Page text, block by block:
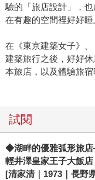
驗的「旅店設計」，
在有趣的空間裡好好
在《東京建築女子》
建築旅行之後，好好
本旅店，以及體驗旅宿
試閱
◆湖畔的優雅弧形旅
輕井澤皇家王子大飯
[清家清｜1973｜長野